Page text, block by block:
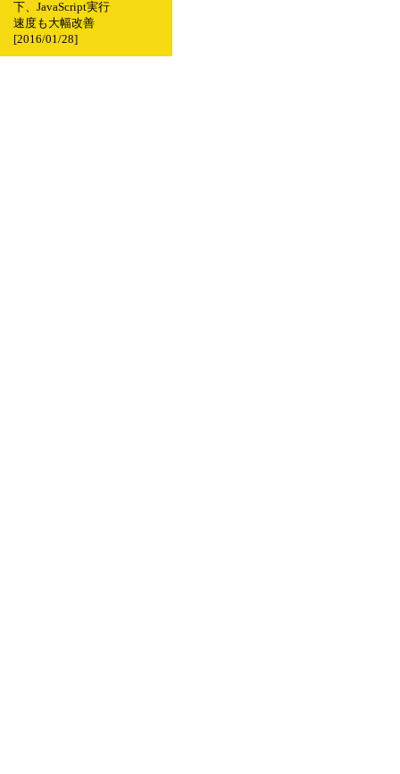
下、JavaScript実行
速度も大幅改善
[2016/01/28]